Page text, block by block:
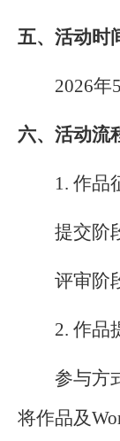
五、活动时
2026年5
六、活动流
1. 作品征
提交阶段
评审阶段
2. 作品
参与方式
将作品及